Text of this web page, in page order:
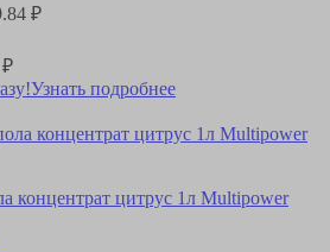
₽
₽
Узнать подробнее
концентрат цитрус 1л Multipower